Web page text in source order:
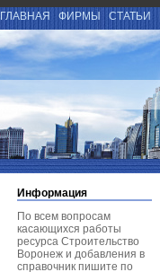
ГЛАВНАЯ ФИРМЫ СТАТЬИ
Информация
По всем вопросам
касающихся работы
ресурса Строительство
Воронеж и добавления в
справочник пишите по